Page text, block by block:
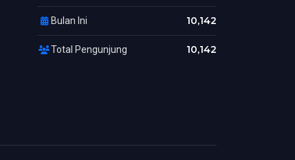
Bulan Ini 10,142
Total Pengunjung 10,142